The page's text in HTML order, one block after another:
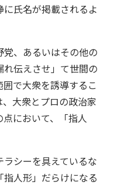
に氏名が掲載されるよ
、あるいはその他の
伝えさせ」て世間の
で大衆を誘導するこ
大衆とプロの政治家
において、「指人
シーを具えているな
人形」だらけになる